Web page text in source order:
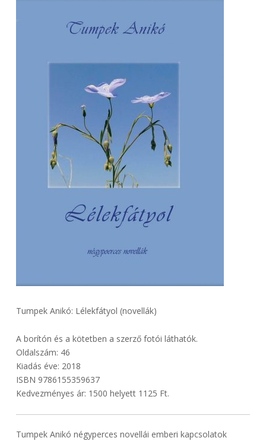
Tumpek Anikó: Lélekfátyol (novellák)
A borítón és a kötetben a szerző fotói láthatók.
Oldalszám: 46
Kiadás éve: 2018
ISBN 9786155359637
Kedvezményes ár: 1500 helyett 1125 Ft.
Tumpek Anikó négyperces novellái emberi kapcsolatok